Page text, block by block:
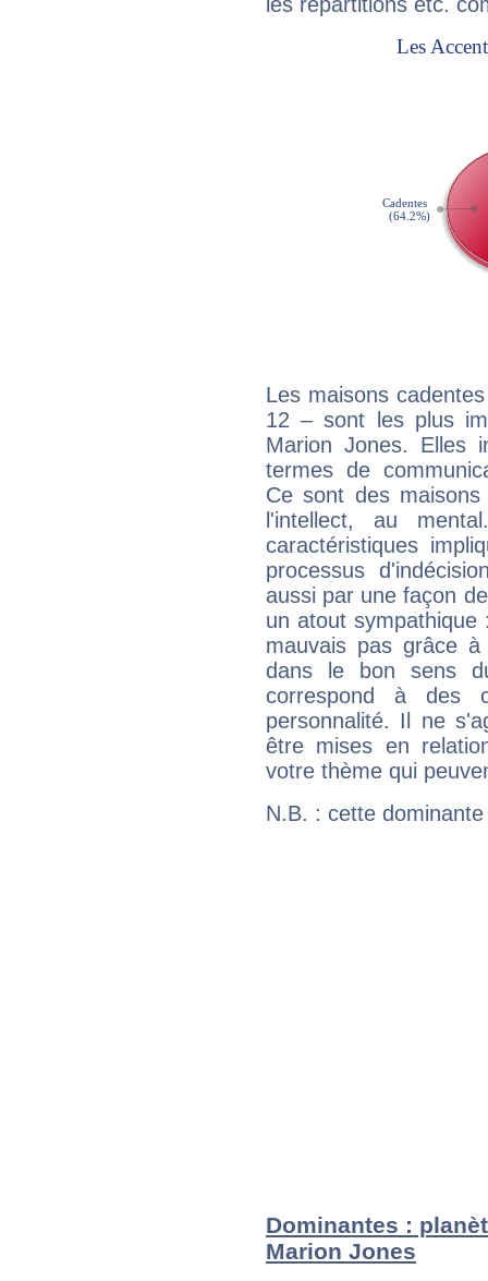
les répartitions etc.
Les maisons
12 – sont les plus
Marion Jones. Elles
termes de
Ce sont des
l'intellect, au
caractéristiques
processus
aussi par une façon
un atout
mauvais pas grâce
dans le bon sens
correspond à des
personnalité. Il ne
être mises en
votre thème qui
N.B. : cette
Dominantes :
Marion Jones